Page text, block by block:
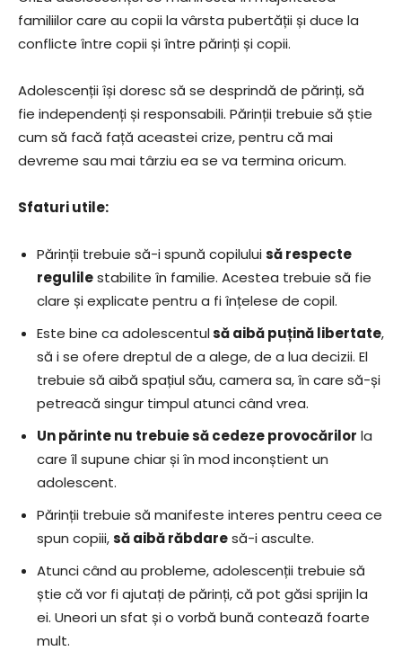
familiilor care au copii la vârsta pubertății și duce la
conflicte între copii și între părinți și copii.
Adolescenții își doresc să se desprindă de părinți, să
fie independenți și responsabili. Părinții trebuie să știe
cum să facă față aceastei crize, pentru că mai
devreme sau mai târziu ea se va termina oricum.
Sfaturi utile:
Părinții trebuie să-i spună copiluluisă respecte
regulilestabilite în familie. Acestea trebuie să fie
clare și explicate pentru a fi înțelese de copil.
Este bine ca adolescentulsă aibă puțină libertate,
să i se ofere dreptul de a alege, de a lua decizii. El
trebuie să aibă spațiul său, camera sa, în care să-și
petreacă singur timpul atunci când vrea.
Un părinte nu trebuie să cedeze provocărilor la
care îl supune chiar și în mod inconștient un
adolescent.
Părinții trebuie să manifeste interes pentru ceea ce
spun copiii,să aibă răbdaresă-i asculte.
Atunci când au probleme, adolescenții trebuie să
știe că vor fi ajutați de părinți, că pot găsi sprijin la
ei. Uneori un sfat și o vorbă bună contează foarte
mult.